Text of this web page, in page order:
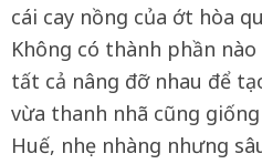
cái cay nồng của ớt hòa
Không có thành phần
tất cả nâng đỡ nhau để
vừa thanh nhã cũng
Huế, nhẹ nhàng nhưng